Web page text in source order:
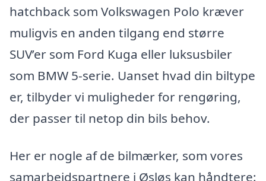
hatchback som Volkswagen Polo kræver
muligvis en anden tilgang end større
SUV’er som Ford Kuga eller luksusbiler
som BMW 5-serie. Uanset hvad din biltype
er, tilbyder vi muligheder for rengøring,
der passer til netop din bils behov.
Her er nogle af de bilmærker, som vores
samarbejdspartnere i Øsløs kan håndtere: